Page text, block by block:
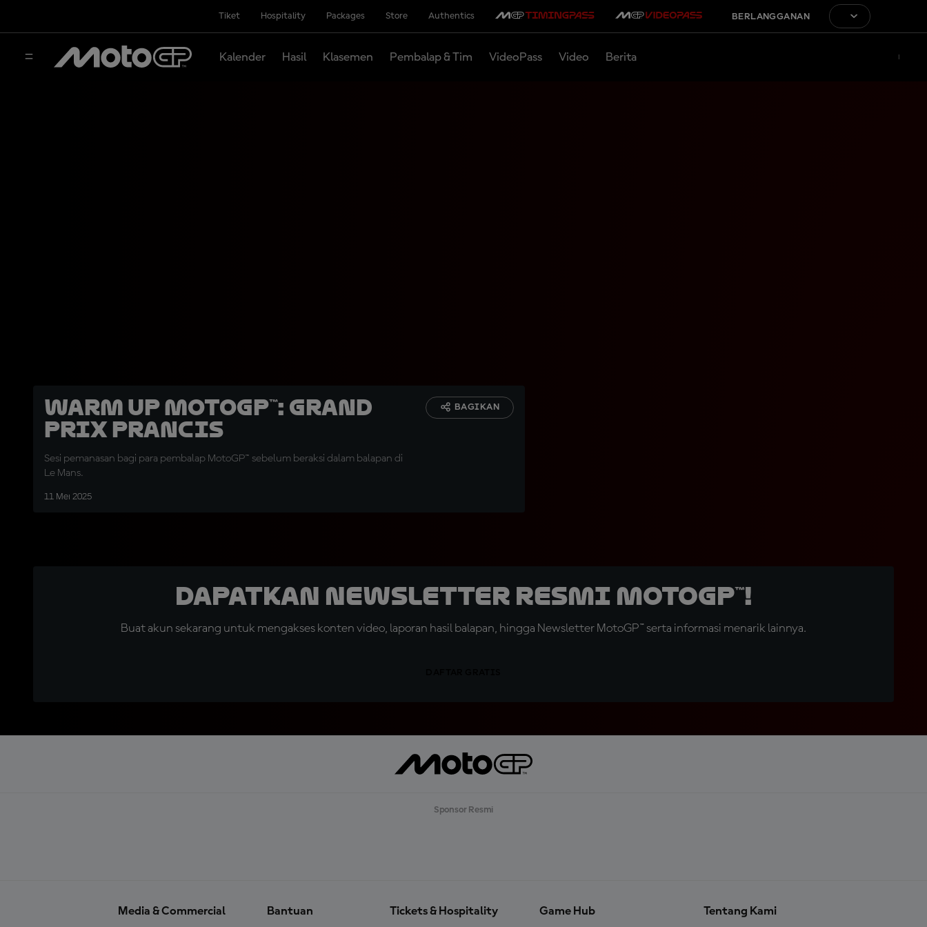
Tiket Hospitality Packages Store Authentics BERLANGGANAN
Kalender Hasil Klasemen Pembalap & Tim VideoPass Video Berita
Warm Up MotoGP™: Grand
Prix Prancis
Sesi pemanasan bagi para pembalap MotoGP™ sebelum beraksi dalam balapan di
Le Mans.
11 Mei 2025
BAGIKAN
Dapatkan Newsletter Resmi MotoGP™!
Buat akun sekarang untuk mengakses konten video, laporan hasil balapan, hingga Newsletter MotoGP™ serta informasi menarik lainnya.
Sponsor Resmi
Media & Commercial Bantuan Tickets & Hospitality Game Hub Tentang Kami